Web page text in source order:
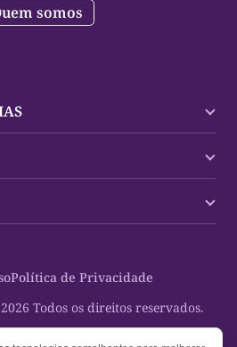
somos
Todos os direitos reservados.
Política de Privacidade